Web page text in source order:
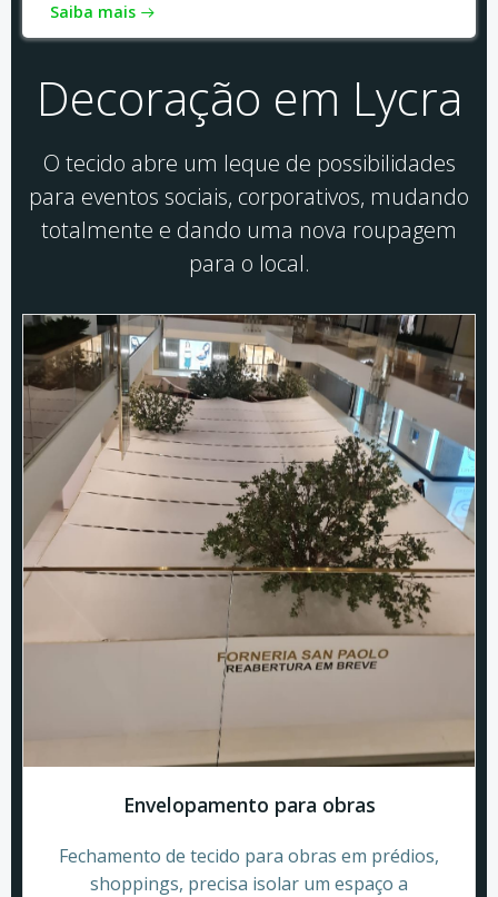
Saiba mais
Decoração em Lycra
O tecido abre um leque de possibilidades
para eventos sociais, corporativos, mudando
totalmente e dando uma nova roupagem
para o local.
Envelopamento para obras
Fechamento de tecido para obras em prédios,
shoppings, precisa isolar um espaço a